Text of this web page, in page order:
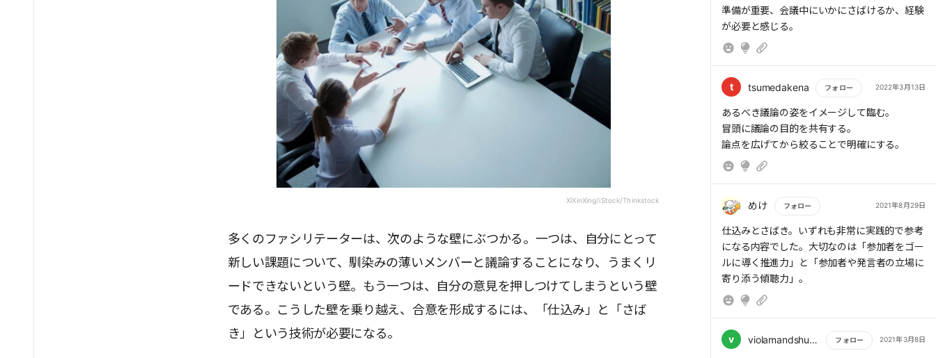
XiXinXing/iStock/Thinkstock
多くのファシリテーターは、次のような壁にぶつかる。一つは、自分にとって
新しい課題について、馴染みの薄いメンバーと議論することになり、うまくリ
ードできないという壁。もう一つは、自分の意見を押しつけてしまうという壁
である。こうした壁を乗り越え、合意を形成するには、「仕込み」と「さば
き」という技術が必要になる。
加者の思考・行動の特徴」に目を配ること
・参加者の「意見・態度」を予測する
③議論すべき論点を広く洗い出し、絞り、深
・1)論点を広げる(洗い出す)
・3)深める
＜さばき＞議論を活性化し思考を導く
俯瞰的な立場から見守り、必要に応じて適切な
タイミング・方法で議論に介入し、参加者の意
見を引き出す。演出家・ディレクターのイメー
ジ
①参加者の発言を引き出す：切り口、具体的
状況を示したり、反対意見を求めたり。仮定に
より制約を外したり。心から聴きたいと思うこ
と。
②発言を理解し、共有する：（最重要）
つまでに何をするか、参加者に確認する。
もっと読む
準備が重要、会議中にいかにさばけるか、経験
が必要と感じる。
t tsumedakena フォロー 2022年3月13日
もっと読む
あるべき議論の姿をイメージして臨む。
冒頭に議論の目的を共有する。
論点を広げてから絞ることで明確にする。
めけ フォロー 2021年8月29日
もっと読む
仕込みとさばき。いずれも非常に実践的で参考
になる内容でした。大切なのは「参加者をゴー
ルに導く推進力」と「参加者や発言者の立場に
寄り添う傾聴力」。
v violamandshurica.0405 フォロー 2021年3月8日